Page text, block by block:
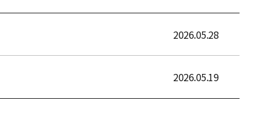
2026.05.28
2026.05.19